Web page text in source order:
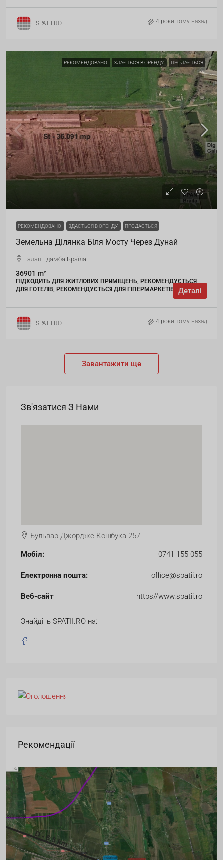
SPATII.RO 4 роки тому назад
РЕКОМЕНДОВАНО ЗДАЄТЬСЯ В ОРЕНДУ ПРОДАЄТЬСЯ
РЕКОМЕНДОВАНО ЗДАЄТЬСЯ В ОРЕНДУ ПРОДАЄТЬСЯ
Земельна Ділянка Біля Мосту Через Дунай
Галац - дамба Браїла
36901 m²
ПІДХОДИТЬ ДЛЯ ЖИТЛОВИХ ПРИМІЩЕНЬ, РЕКОМЕНДУЄТЬСЯ
ДЛЯ ГОТЕЛІВ, РЕКОМЕНДУЄТЬСЯ ДЛЯ ГІПЕРМАРКЕТІВ
Деталі
SPATII.RO 4 роки тому назад
Завантажити ще
Зв'язатися З Нами
Бульвар Джордже Кошбука 257
Мобіл: 0741 155 055
Електронна пошта: office@spatii.ro
Веб-сайт https//www.spatii.ro
Знайдіть SPATII.RO на:
Рекомендації